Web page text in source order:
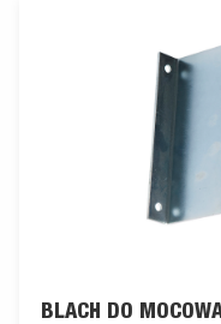
BLACH DO